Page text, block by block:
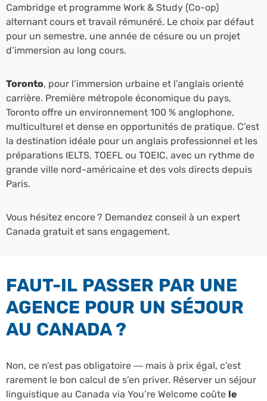
Cambridge et programme Work & Study (Co-op)
alternant cours et travail rémunéré. Le choix par défaut
pour un semestre, une année de césure ou un projet
d’immersion au long cours.
Toronto, pour l’immersion urbaine et l’anglais orienté
carrière. Première métropole économique du pays,
Toronto offre un environnement 100 % anglophone,
multiculturel et dense en opportunités de pratique. C’est
la destination idéale pour un anglais professionnel et les
préparations IELTS, TOEFL ou TOEIC, avec un rythme de
grande ville nord-américaine et des vols directs depuis
Paris.
Vous hésitez encore ? Demandez conseil à un expert
Canada gratuit et sans engagement.
FAUT-IL PASSER PAR UNE
AGENCE POUR UN SÉJOUR
AU CANADA ?
Non, ce n’est pas obligatoire — mais à prix égal, c’est
rarement le bon calcul de s’en priver. Réserver un séjour
linguistique au Canada via You’re Welcome coûte le